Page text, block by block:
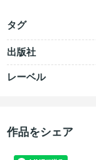
タグ
出版社
レーベル
作品をシェア